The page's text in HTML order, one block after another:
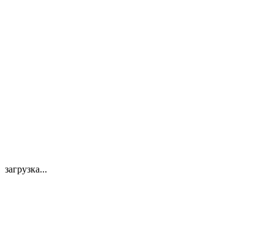
загрузка...